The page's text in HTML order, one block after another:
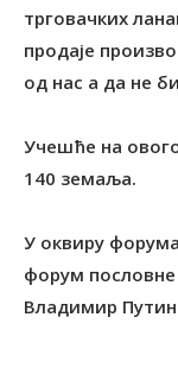
трговачких
продаје
од нас а да не
Учешће на
140 земаља.
У оквиру
форум пословне
Владимир